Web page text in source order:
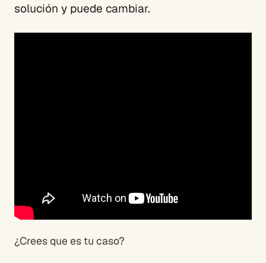
solución y puede cambiar.
¿Crees que es tu caso?